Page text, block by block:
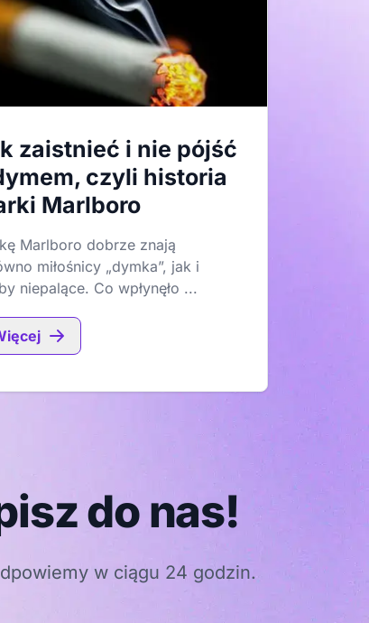
zaistnieć i nie pójść
czyli historia
Marlboro
Marlboro dobrze znają
miłośnicy „dymka”, jak i
niepalące. Co wpłynęło ...
do nas!
w ciągu 24 godzin.